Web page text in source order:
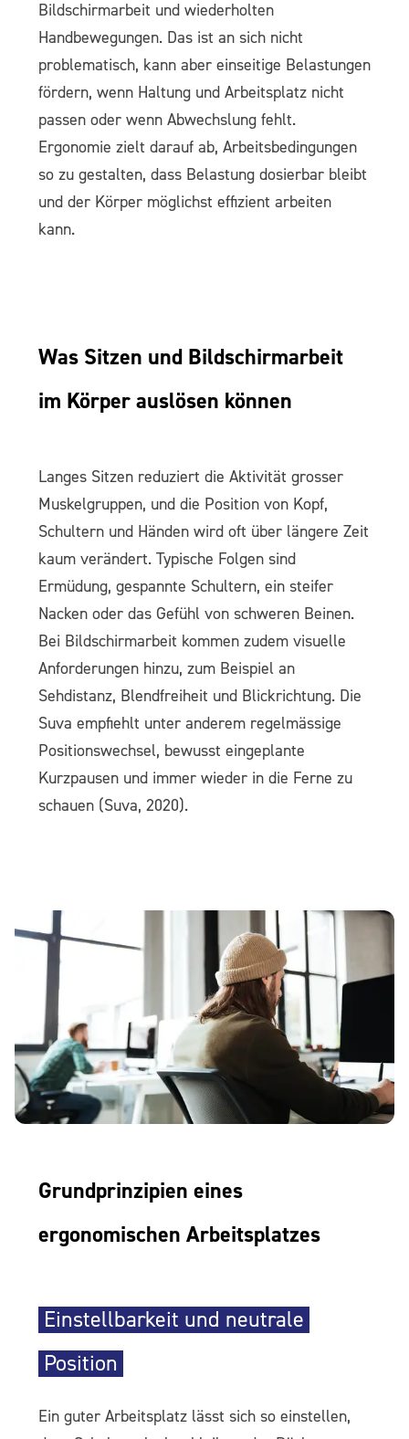
Bildschirmarbeit und wiederholten
Handbewegungen. Das ist an sich nicht
problematisch, kann aber einseitige Belastungen
fördern, wenn Haltung und Arbeitsplatz nicht
passen oder wenn Abwechslung fehlt.
Ergonomie zielt darauf ab, Arbeitsbedingungen
so zu gestalten, dass Belastung dosierbar bleibt
und der Körper möglichst effizient arbeiten
kann.
Was Sitzen und Bildschirmarbeit
im Körper auslösen können
Langes Sitzen reduziert die Aktivität grosser
Muskelgruppen, und die Position von Kopf,
Schultern und Händen wird oft über längere Zeit
kaum verändert. Typische Folgen sind
Ermüdung, gespannte Schultern, ein steifer
Nacken oder das Gefühl von schweren Beinen.
Bei Bildschirmarbeit kommen zudem visuelle
Anforderungen hinzu, zum Beispiel an
Sehdistanz, Blendfreiheit und Blickrichtung. Die
Suva empfiehlt unter anderem regelmässige
Positionswechsel, bewusst eingeplante
Kurzpausen und immer wieder in die Ferne zu
schauen (Suva, 2020).
Grundprinzipien eines
ergonomischen Arbeitsplatzes
Einstellbarkeit und neutrale
Position
Ein guter Arbeitsplatz lässt sich so einstellen,